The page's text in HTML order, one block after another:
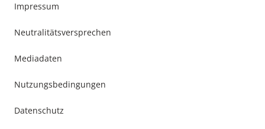
Impressum
Neutralitätsversprechen
Mediadaten
Nutzungsbedingungen
Datenschutz